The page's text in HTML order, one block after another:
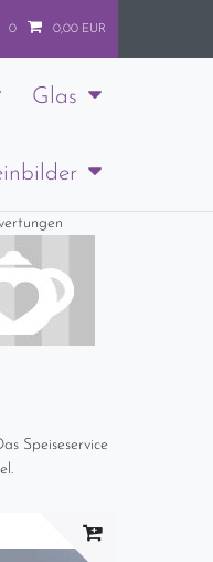
0 0,00 EUR
Glas
Speiseservice